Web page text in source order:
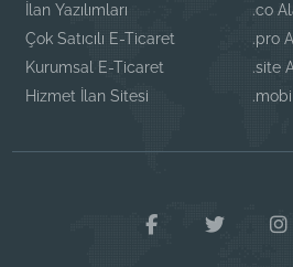
İlan Yazılımları
Çok Satıcılı E-Ticaret
Kurumsal E-Ticaret
Hizmet İlan Sitesi
.co
.pro
.site